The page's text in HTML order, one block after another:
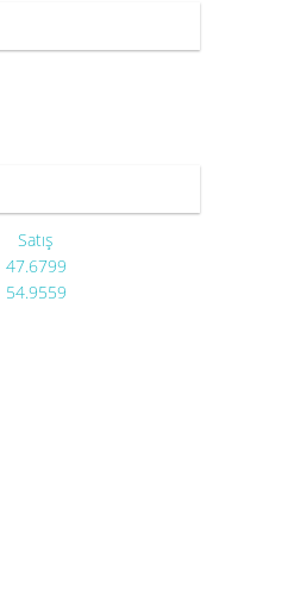
Satış
47.6799
54.9559